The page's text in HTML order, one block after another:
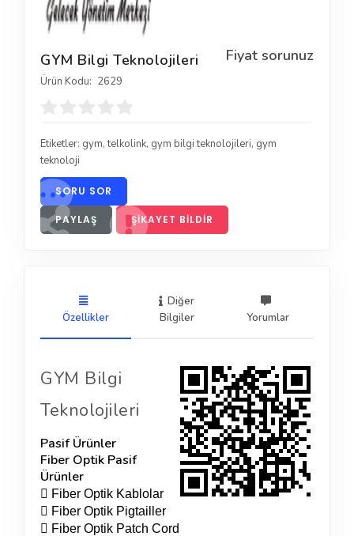
Fiyat sorunuz
GYM Bilgi Teknolojileri
Ürün Kodu: 2629
Etiketler: gym,telkolink, gym bilgi teknolojileri, gym
teknoloji
SORU SOR
PAYLAŞ ŞIKAYET BILDIR
Özellikler
Diğer
Bilgiler
Yorumlar
GYM Bilgi
Teknolojileri
Pasif Ürünler
Fiber Optik Pasif
Ürünler
 Fiber Optik Kablolar
 Fiber Optik Pigtailler
 Fiber Optik Patch Cord